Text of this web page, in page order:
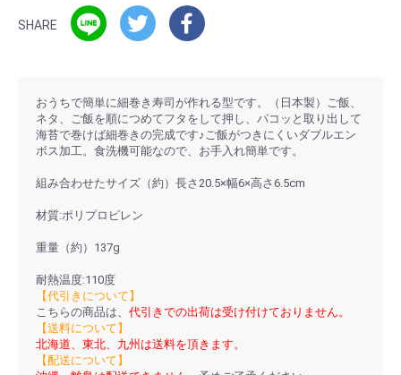
SHARE
おうちで簡単に細巻き寿司が作れる型です。（日本製）ご飯、
ネタ、ご飯を順につめてフタをして押し、パコッと取り出して
海苔で巻けば細巻きの完成です♪ご飯がつきにくいダブルエン
ボス加工。食洗機可能なので、お手入れ簡単です。
組み合わせたサイズ（約）長さ20.5×幅6×高さ6.5cm
材質:ポリプロピレン
重量（約）137g
耐熱温度:110度
【代引きについて】
こちらの商品は、 代引きでの出荷は受け付けておりません。
【送料について】
北海道、東北、九州は送料を頂きます。
【配送について】